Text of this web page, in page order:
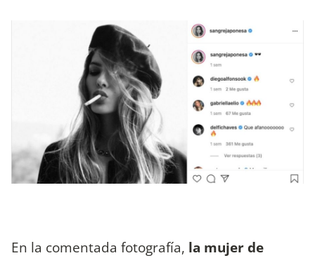
En la comentada fotografía, la mujer de